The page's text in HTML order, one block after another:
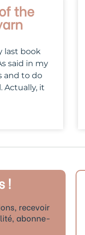
the
last book
said in my
and to do
Actually, it
!
recevoir
abonne-